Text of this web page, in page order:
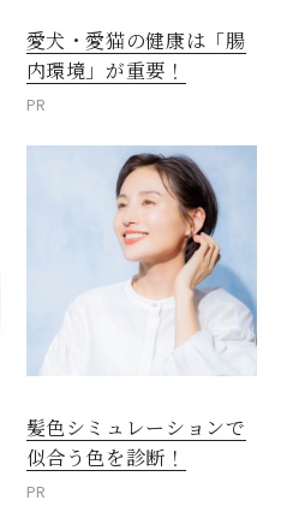
愛犬・愛猫の健康は「腸
内環境」が重要！
PR
髪色シミュレーションで
似合う色を診断！
PR